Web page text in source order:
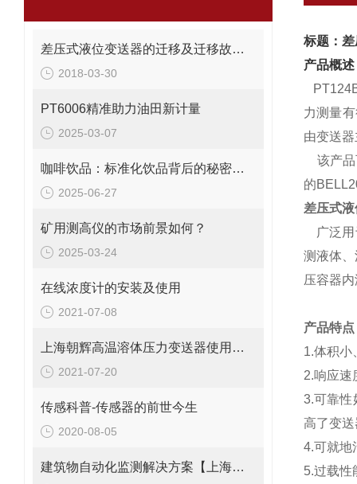
差压式液位变送器的迁移及迁移故障的处理
2018-03-30
PT6006精准助力油田新计量
2025-03-07
咖啡饮品：标准化饮品背后的秘密仪器——浓度计
2025-06-27
矿用测高仪的市场前景如何？
2025-03-24
在线浓度计的安装及使用
2021-07-08
上海朝辉高温溶体压力变送器使用说明及接线方式
2021-07-20
传感科普-传感器的前世今生
2020-08-05
建筑物自动化监测解决方案【上海朝辉沉降自动化监测】
标题：
产品概述
力测量
由变送
该产品
的
差压式
广泛用
测液体
压容器
产品特点
1.体积小
2.响应速
3.可靠性
高了变
4.可就地
5.过载性